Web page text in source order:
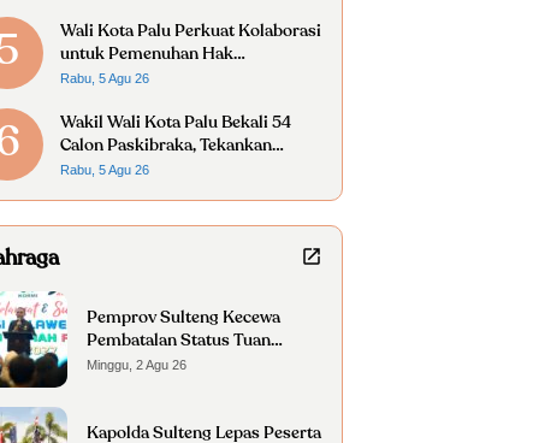
Wali Kota Palu Perkuat Kolaborasi
untuk Pemenuhan Hak
Penyandang Disabilitas
Rabu, 5 Agu 26
Wakil Wali Kota Palu Bekali 54
Calon Paskibraka, Tekankan
Disiplin dan Nasionalisme
Rabu, 5 Agu 26
Pemprov Sulteng Kecewa
Pembatalan Status Tuan
Rumah FORNAS 2027
Minggu, 2 Agu 26
Kapolda Sulteng Lepas Peserta